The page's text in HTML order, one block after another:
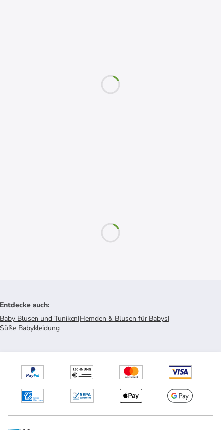
Entdecke auch:
Baby Blusen und Tuniken|Hemden & Blusen für Babys|
Süße Babykleidung